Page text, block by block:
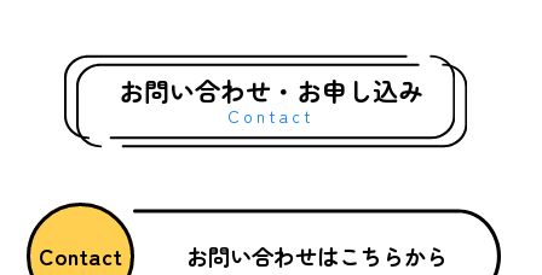
お問い合わせ・お申し込み
Contact
Contact お問い合わせはこちらから